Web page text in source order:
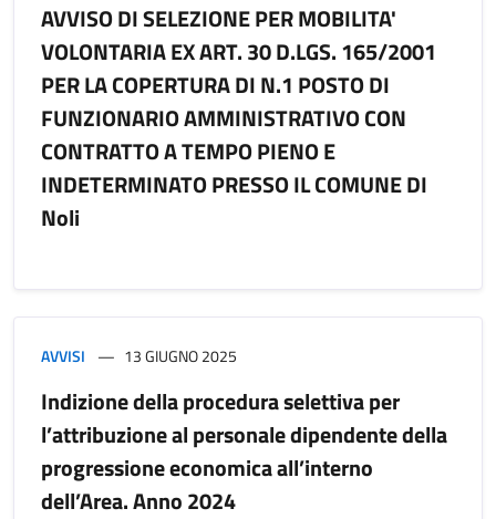
AVVISO DI SELEZIONE PER MOBILITA'
VOLONTARIA EX ART. 30 D.LGS. 165/2001
PER LA COPERTURA DI N.1 POSTO DI
FUNZIONARIO AMMINISTRATIVO CON
CONTRATTO A TEMPO PIENO E
INDETERMINATO PRESSO IL COMUNE DI
Noli
AVVISI 13 GIUGNO 2025
Indizione della procedura selettiva per
l’attribuzione al personale dipendente della
progressione economica all’interno
dell’Area. Anno 2024